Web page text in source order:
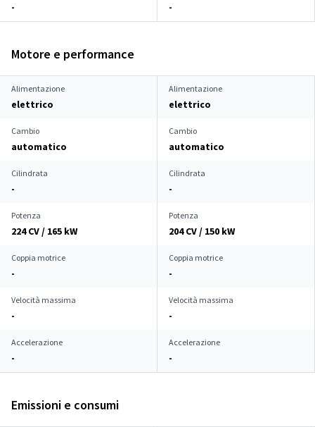
- -
Motore e performance
Alimentazione
elettrico
Alimentazione
elettrico
Cambio
automatico
Cambio
automatico
Cilindrata
-
Cilindrata
-
Potenza
224 CV / 165 kW
Potenza
204 CV / 150 kW
Coppia motrice
-
Coppia motrice
-
Velocità massima
-
Velocità massima
-
Accelerazione
-
Accelerazione
-
Emissioni e consumi